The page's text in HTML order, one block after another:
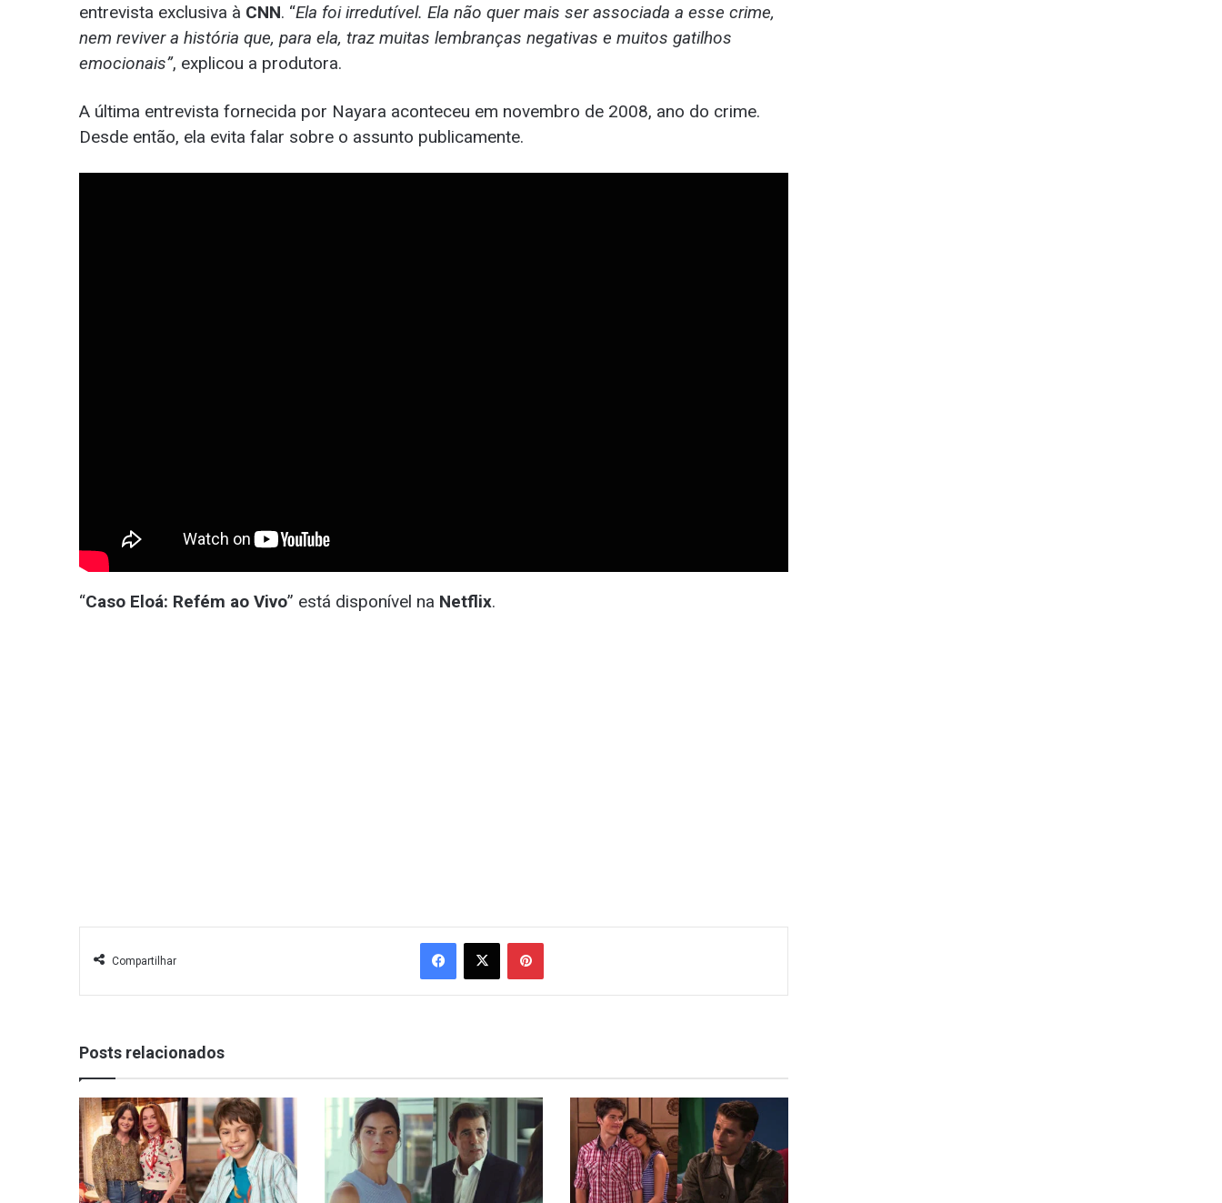
entrevista exclusiva à CNN. “Ela foi irredutível. Ela não quer mais ser associada a esse crime,
nem reviver a história que, para ela, traz muitas lembranças negativas e muitos gatilhos
emocionais”, explicou a produtora.
A última entrevista fornecida por Nayara aconteceu em novembro de 2008, ano do crime.
Desde então, ela evita falar sobre o assunto publicamente.
“Caso Eloá: Refém ao Vivo” está disponível na Netflix.
Compartilhar
Facebook
X Pinterest
Posts relacionados